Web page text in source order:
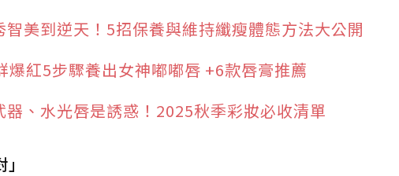
智美到逆天！5招保養與維持纖瘦體態方法大公開
爆紅5步驟養出女神嘟嘟唇 +6款唇膏推薦
、水光唇是誘惑！2025秋季彩妝必收清單